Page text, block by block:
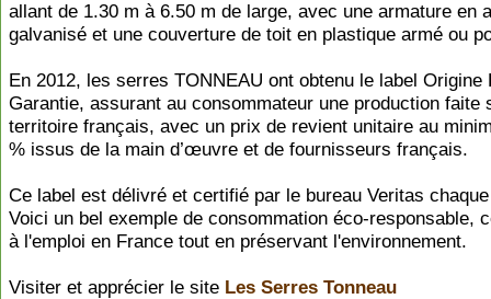
allant de 1.30 m à 6.50 m de large, avec une armature en
galvanisé et une couverture de toit en plastique armé ou
En 2012, les serres TONNEAU ont obtenu le label Origine
Garantie, assurant au consommateur une production faite
territoire français, avec un prix de revient unitaire au
% issus de la main d’œuvre et de fournisseurs français.
Ce label est délivré et certifié par le bureau Veritas
Voici un bel exemple de consommation éco-responsable,
à l'emploi en France tout en préservant l'environnement.
Visiter et apprécier le site Les Serres Tonneau